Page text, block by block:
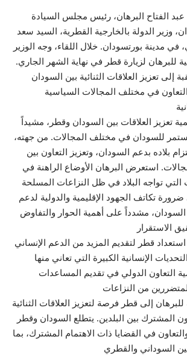
الفتاح البرهان، رئيس مجلس السيادة
وزير الدولة بالخارجية القطرية، السيد سعد
مدينة بورتسودان. خلال اللقاء، وجه الوزير
لزيارة قطر في نهاية الشهر الجاري.
إلى تعزيز العلاقات الثنائية بين السودان
في مختلف المجالات السياسية
تعزيز العلاقات بين السودان وقطر، مشيداً
للسودان في مختلف المجالات. من جهته،
بلاده بدعم السودان، وتعزيز التعاون بين
استعرض البرهان الأوضاع الراهنة في
التي تواجه البلاد في ظل النزاعات المسلحة
تكاتف الجهود الإقليمية والدولية لدعم
مشدداً على أهمية الحوار والتفاوض
قطر لتقديم المزيد من الدعم الإنساني
الإنسانية الكبيرة التي تعاني منها
التعاون الدولي في تقديم المساعدات
للبرهان إلى قطر فرصة لتعزيز العلاقات الثنائية
المشترك بين البلدين. يتطلع السودان وقطر
في القضايا ذات الاهتمام المشترك، بما